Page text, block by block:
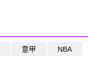
意甲 NBA